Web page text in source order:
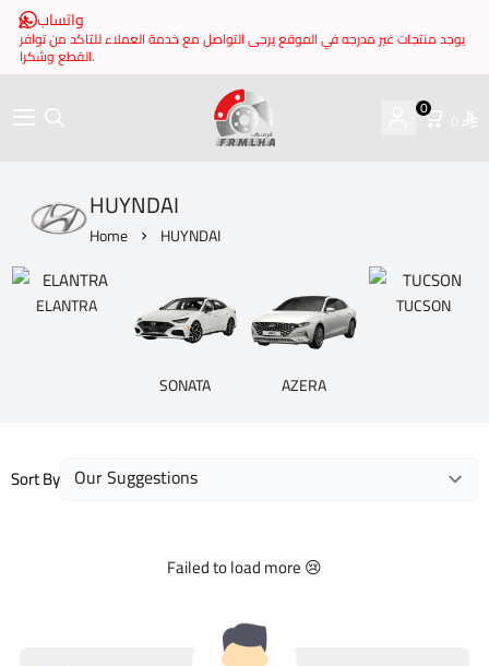
واتساب
يوجد منتجات غير مدرجه في الموقع يرجى التواصل مع خدمة العملاء للتاكد من توافر
القطع وشكرا.
brake it
0
0
HUYNDAI
Home HUYNDAI
ELANTRA
SONATA AZERA
TUCSON
Sort By
Failed to load more 😢